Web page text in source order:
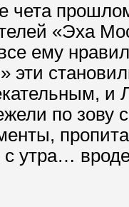
чета
«Эха
ему
эти
и
по
утра…